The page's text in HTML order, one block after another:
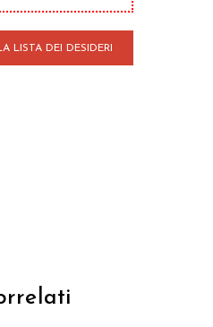
LISTA DEI DESIDERI